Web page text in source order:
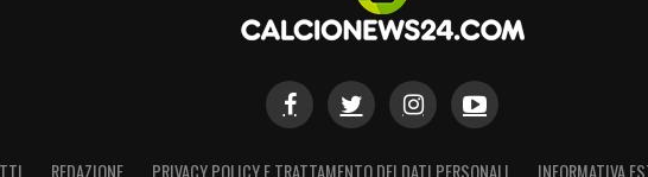
REDAZIONE PRIVACY POLICY E TRATTAMENTO DEI DATI PERSONALI INFORMATIVA